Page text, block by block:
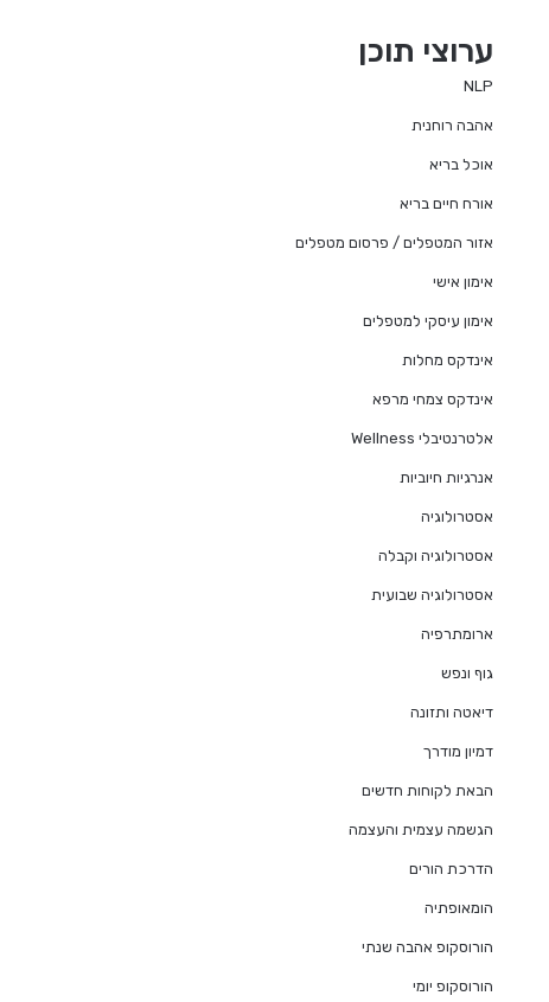
ערוצי תוכן
NLP
אהבה רוחנית
אוכל בריא
אורח חיים בריא
אזור המטפלים / פרסום מטפלים
אימון אישי
אימון עיסקי למטפלים
אינדקס מחלות
אינדקס צמחי מרפא
אלטרנטיבלי Wellness
אנרגיות חיוביות
אסטרולוגיה
אסטרולוגיה וקבלה
אסטרולוגיה שבועית
ארומתרפיה
גוף ונפש
דיאטה ותזונה
דמיון מודרך
הבאת לקוחות חדשים
הגשמה עצמית והעצמה
הדרכת הורים
הומאופתיה
הורוסקופ אהבה שנתי
הורוסקופ יומי